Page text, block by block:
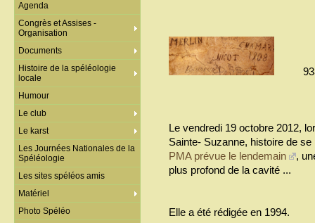
Le vendredi 19 octobre 2012,
Sainte- Suzanne, histoire de
PMA prévue le lendemain
,
plus profond de la cavité ...
Elle a été rédigée en 1994.
Agenda
Congrès et Assises -
Organisation
Documents
Histoire de la spéléologie
locale
Humour
Le club
Le karst
Les Journées Nationales de la
Spéléologie
Les sites spéléos amis
Matériel
Photo Spéléo